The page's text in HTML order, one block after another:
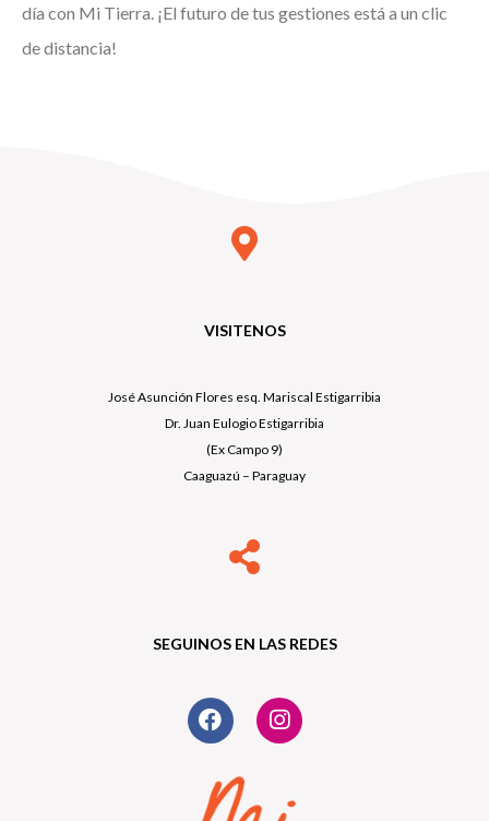
día con Mi Tierra. ¡El futuro de tus gestiones está a un clic
de distancia!
VISITENOS
José Asunción Flores esq. Mariscal Estigarribia
Dr. Juan Eulogio Estigarribia
(Ex Campo 9)
Caaguazú – Paraguay
SEGUINOS EN LAS REDES